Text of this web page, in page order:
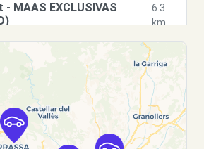
- MAAS EXCLUSIVAS
6.3
km
08210
- DRIVIM BARCELONA CR2 -7.2